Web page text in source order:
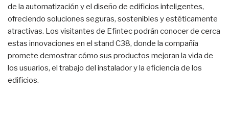
de la automatización y el diseño de edificios inteligentes,
ofreciendo soluciones seguras, sostenibles y estéticamente
atractivas. Los visitantes de Efintec podrán conocer de cerca
estas innovaciones en el stand C38, donde la compañía
promete demostrar cómo sus productos mejoran la vida de
los usuarios, el trabajo del instalador y la eficiencia de los
edificios.